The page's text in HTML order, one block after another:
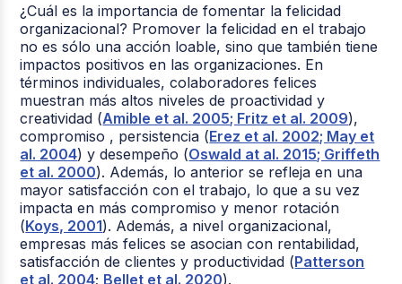
¿Cuál es la importancia de fomentar la felicidad
organizacional? Promover la felicidad en el trabajo
no es sólo una acción loable, sino que también tiene
impactos positivos en las organizaciones. En
términos individuales, colaboradores felices
muestran más altos niveles de proactividad y
creatividad (Amible et al. 2005; Fritz et al. 2009),
compromiso , persistencia (Erez et al. 2002; May et
al. 2004) y desempeño (Oswald at al. 2015; Griffeth
et al. 2000). Además, lo anterior se refleja en una
mayor satisfacción con el trabajo, lo que a su vez
impacta en más compromiso y menor rotación
(Koys, 2001). Además, a nivel organizacional,
empresas más felices se asocian con rentabilidad,
satisfacción de clientes y productividad (Patterson
et al. 2004; Bellet et al. 2020).